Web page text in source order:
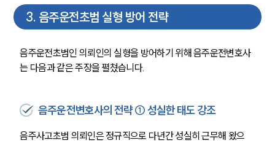
3. 음주운전초범 실형 방어 전략
음주운전초범인 의뢰인의 실형을 방어하기 위해 음주운전변호사
는 다음과 같은 주장을 펼쳤습니다.
음주운전변호사의 전략 ① 성실한 태도 강조
음주사고초범 의뢰인은 정규직으로 다년간 성실히 근무해 왔으